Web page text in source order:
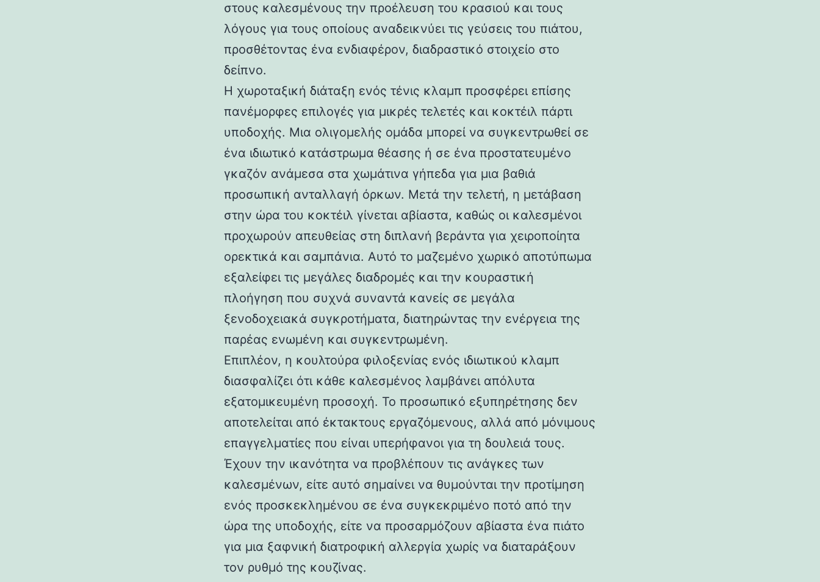
στους καλεσμένους την προέλευση του κρασιού και τους
λόγους για τους οποίους αναδεικνύει τις γεύσεις του πιάτου,
προσθέτοντας ένα ενδιαφέρον, διαδραστικό στοιχείο στο
δείπνο.
Η χωροταξική διάταξη ενός τένις κλαμπ προσφέρει επίσης
πανέμορφες επιλογές για μικρές τελετές και κοκτέιλ πάρτι
υποδοχής. Μια ολιγομελής ομάδα μπορεί να συγκεντρωθεί σε
ένα ιδιωτικό κατάστρωμα θέασης ή σε ένα προστατευμένο
γκαζόν ανάμεσα στα χωμάτινα γήπεδα για μια βαθιά
προσωπική ανταλλαγή όρκων. Μετά την τελετή, η μετάβαση
στην ώρα του κοκτέιλ γίνεται αβίαστα, καθώς οι καλεσμένοι
προχωρούν απευθείας στη διπλανή βεράντα για χειροποίητα
ορεκτικά και σαμπάνια. Αυτό το μαζεμένο χωρικό αποτύπωμα
εξαλείφει τις μεγάλες διαδρομές και την κουραστική
πλοήγηση που συχνά συναντά κανείς σε μεγάλα
ξενοδοχειακά συγκροτήματα, διατηρώντας την ενέργεια της
παρέας ενωμένη και συγκεντρωμένη.
Επιπλέον, η κουλτούρα φιλοξενίας ενός ιδιωτικού κλαμπ
διασφαλίζει ότι κάθε καλεσμένος λαμβάνει απόλυτα
εξατομικευμένη προσοχή. Το προσωπικό εξυπηρέτησης δεν
αποτελείται από έκτακτους εργαζόμενους, αλλά από μόνιμους
επαγγελματίες που είναι υπερήφανοι για τη δουλειά τους.
Έχουν την ικανότητα να προβλέπουν τις ανάγκες των
καλεσμένων, είτε αυτό σημαίνει να θυμούνται την προτίμηση
ενός προσκεκλημένου σε ένα συγκεκριμένο ποτό από την
ώρα της υποδοχής, είτε να προσαρμόζουν αβίαστα ένα πιάτο
για μια ξαφνική διατροφική αλλεργία χωρίς να διαταράξουν
τον ρυθμό της κουζίνας.